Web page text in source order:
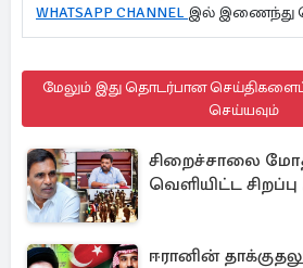
WHATSAPP CHANNEL இல் இணைந்து
மேலும் இது தொடர்பான செய்திகளைப்
செய்யவும்
சிறைச்சாலை
வெளியிட்ட
ஈரானின்